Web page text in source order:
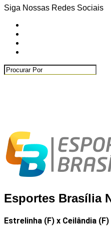
Siga Nossas Redes Sociais
Esportes Brasília
Estrelinha (F) x Ceilândia (F)